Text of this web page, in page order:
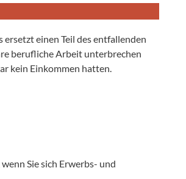
einen Teil des entfallenden
berufliche Arbeit unterbrechen
kein Einkommen hatten.
Sie sich Erwerbs- und